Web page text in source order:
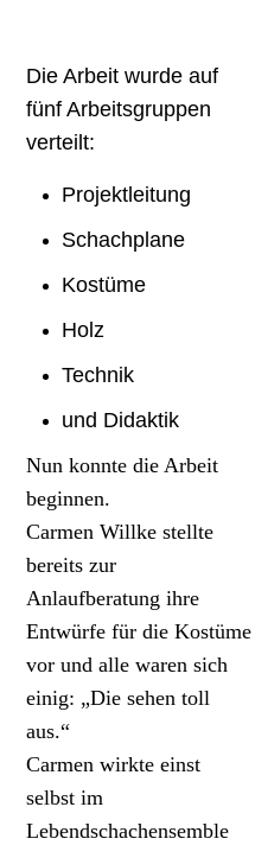
Die Arbeit wurde auf
fünf Arbeitsgruppen
verteilt:
Projektleitung
Schachplane
Kostüme
Holz
Technik
und Didaktik
Nun konnte die Arbeit
beginnen.
Carmen Willke stellte
bereits zur
Anlaufberatung ihre
Entwürfe für die Kostüme
vor und alle waren sich
einig: „Die sehen toll
aus.“
Carmen wirkte einst
selbst im
Lebendschachensemble